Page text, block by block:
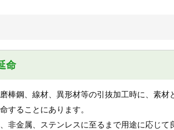
命
棒鋼、線材、異形材等の引抜加工時に、素材
することにあります。
非金属、ステンレスに至るまで用途に応じて